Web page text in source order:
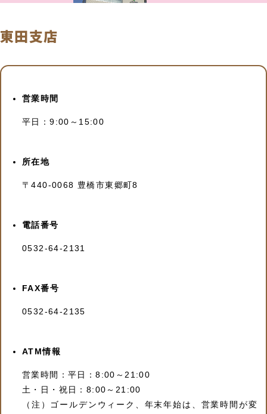
東田支店
営業時間
平日：9:00～15:00
所在地
〒440-0068 豊橋市東郷町8
電話番号
0532-64-2131
FAX番号
0532-64-2135
ATM情報
営業時間：平日：8:00～21:00
土・日・祝日：8:00～21:00
（注）ゴールデンウィーク、年末年始は、営業時間が変